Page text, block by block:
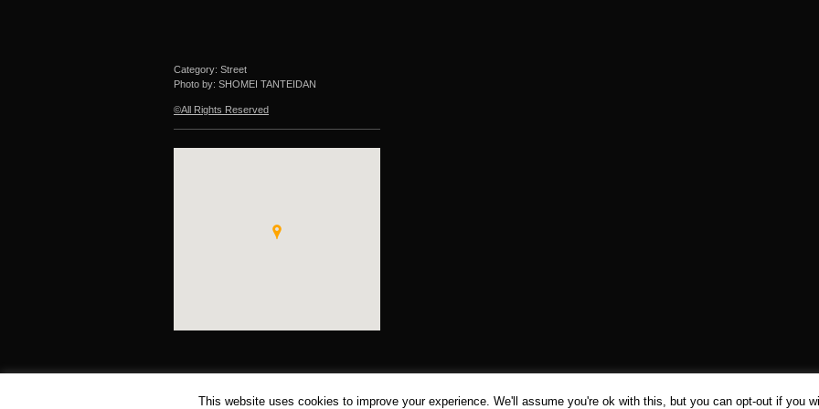
Category: Street
Photo by: SHOMEI TANTEIDAN
©All Rights Reserved
This website uses cookies to improve your experience. We'll assume you're ok with this, but you can opt-out if you